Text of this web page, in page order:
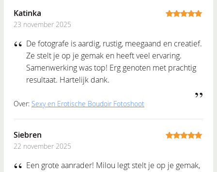
Katinka
23 november 2025
De fotografe is aardig, rustig, meegaand en creatief.
Ze stelt je op je gemak en heeft veel ervaring.
Samenwerking was top! Erg genoten met prachtig
resultaat. Hartelijk dank.
Over: Sexy en Erotische Boudoir Fotoshoot
Siebren
22 november 2025
Een grote aanrader! Milou legt stelt je op je gemak,